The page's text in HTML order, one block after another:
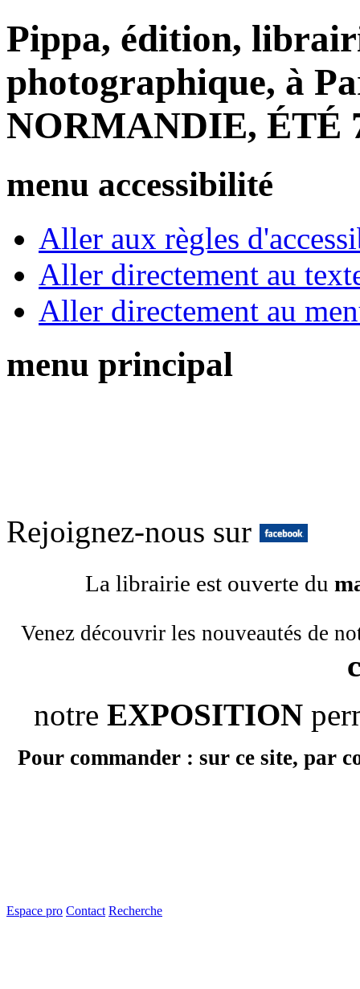
Pippa, édition,
photographique, à
NORMANDIE, ÉTÉ
menu accessibilité
Aller aux règles
Aller directement au
Aller directement au
menu principal
Rejoignez-nous sur
La librairie est ouverte du
Venez découvrir les nouveautés de
notre EXPOSITION
Pour commander : sur ce site, par
Espace pro Contact Recherche